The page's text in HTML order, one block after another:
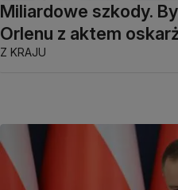
Miliardowe szkody.
Orlenu z aktem
Z KRAJU